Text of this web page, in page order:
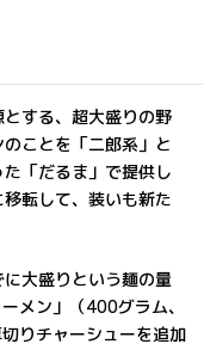
する、超大盛りの野
ことを「二郎系」と
「だるま」で提供し
転して、装いも新た
大盛りという麺の量
メン」（400グラム、
りチャーシューを追加